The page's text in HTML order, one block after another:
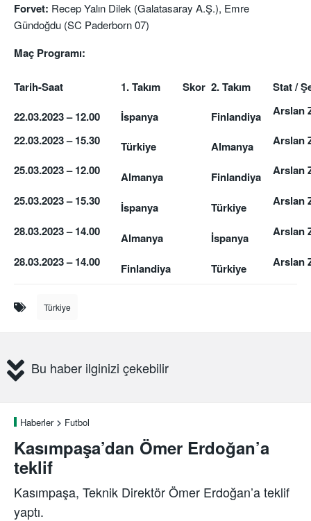
Forvet: Recep Yalın Dilek (Galatasaray A.Ş.), Emre
Gündoğdu (SC Paderborn 07)
Maç Programı:
Tarih-Saat 1. Takım Skor 2. Takım
Stat /
22.03.2023 – 12.00
İspanya Finlandiya
Arslan
22.03.2023 – 15.30
Türkiye Almanya
Arslan
25.03.2023 – 12.00
Almanya Finlandiya
Arslan
25.03.2023 – 15.30
İspanya Türkiye
Arslan
28.03.2023 – 14.00
Almanya İspanya
Arslan
28.03.2023 – 14.00
Finlandiya Türkiye Arslan
Türkiye
Bu haber ilginizi çekebilir
Haberler Futbol
Kasımpaşa’dan Ömer Erdoğan’a
teklif
Kasımpaşa, Teknik Direktör Ömer Erdoğan’a teklif
yaptı.